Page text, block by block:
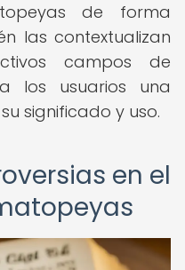
de forma
las contextualizan
campos de
los usuarios una
significado y uso.
en el